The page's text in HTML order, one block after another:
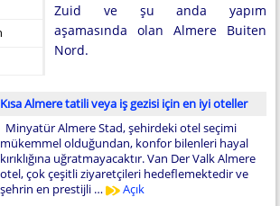
Zuid ve şu anda yapım
aşamasında olan Almere Buiten
Nord.
Kısa Almere tatili veya iş gezisi için en iyi oteller
Minyatür Almere Stad, şehirdeki otel seçimi
mükemmel olduğundan, konfor bilenleri hayal
kırıklığına uğratmayacaktır. Van Der Valk Almere
otel, çok çeşitli ziyaretçileri hedeflemektedir ve
şehrin en prestijli …
Açık